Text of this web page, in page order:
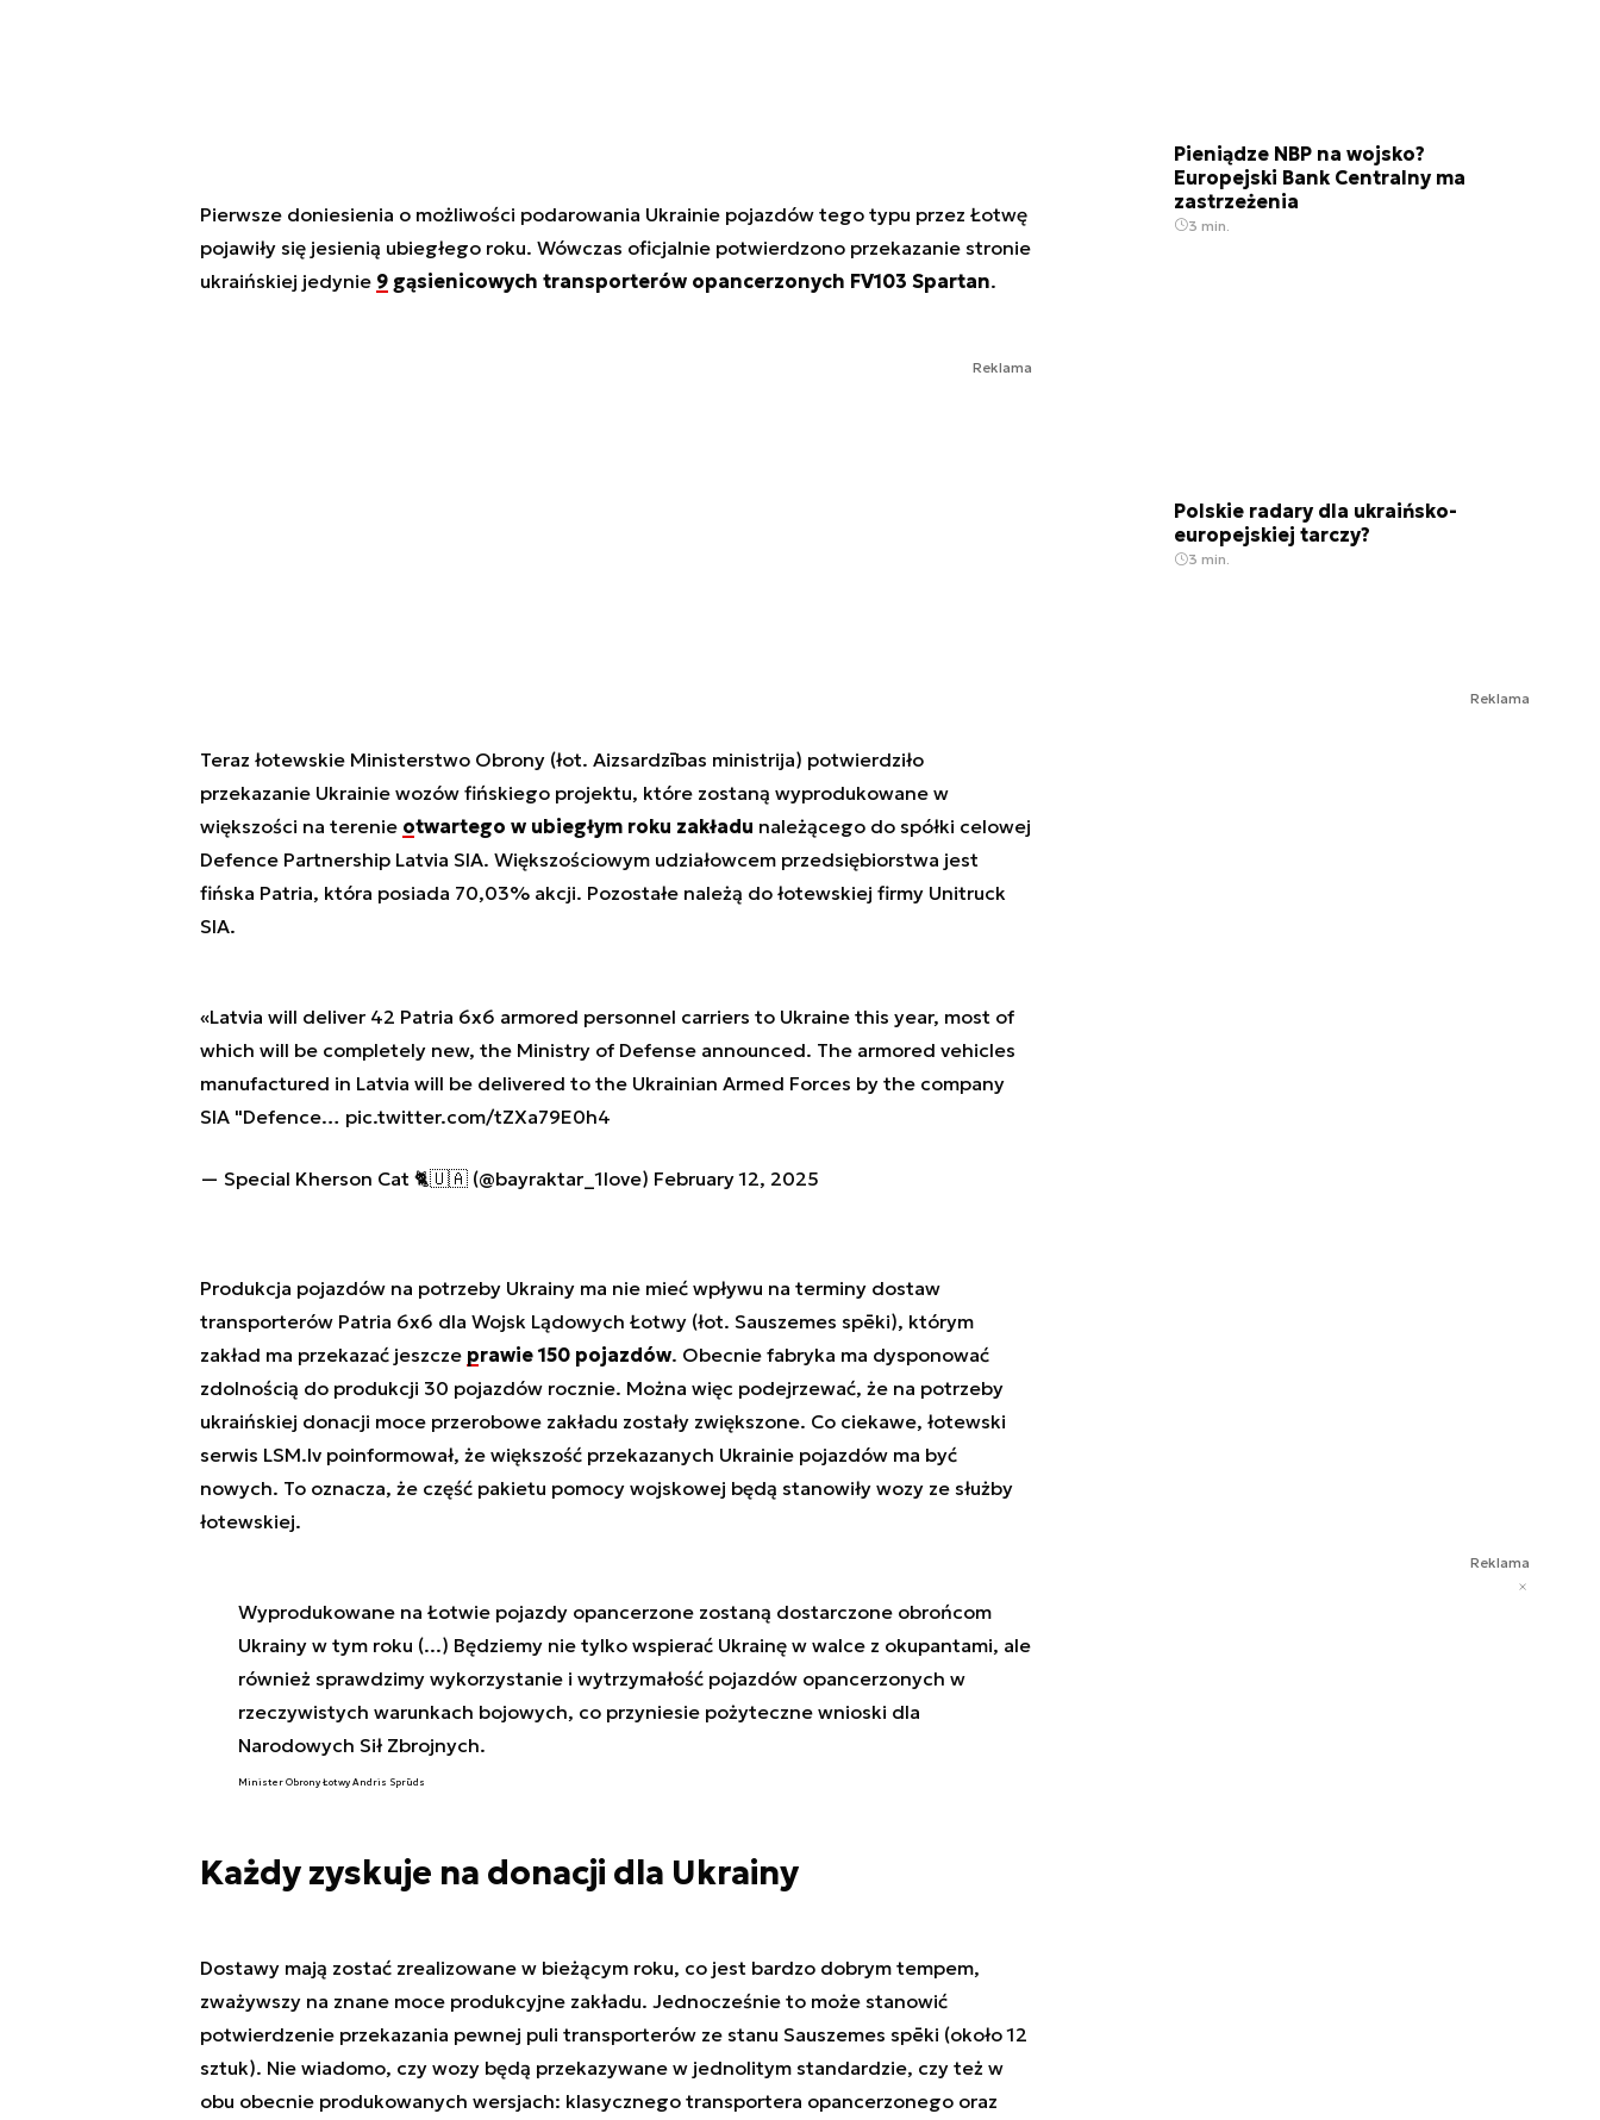
Pierwsze doniesienia o możliwości podarowania Ukrainie pojazdów tego typu przez Łotwę
pojawiły się jesienią ubiegłego roku. Wówczas oficjalnie potwierdzono przekazanie stronie
ukraińskiej jedynie 9 gąsienicowych transporterów opancerzonych FV103 Spartan.
Reklama
Teraz łotewskie Ministerstwo Obrony (łot. Aizsardzības ministrija) potwierdziło
przekazanie Ukrainie wozów fińskiego projektu, które zostaną wyprodukowane w
większości na terenie otwartego w ubiegłym roku zakładu należącego do spółki celowej
Defence Partnership Latvia SIA. Większościowym udziałowcem przedsiębiorstwa jest
fińska Patria, która posiada 70,03% akcji. Pozostałe należą do łotewskiej firmy Unitruck
SIA.
«Latvia will deliver 42 Patria 6x6 armored personnel carriers to Ukraine this year, most of
which will be completely new, the Ministry of Defense announced. The armored vehicles
manufactured in Latvia will be delivered to the Ukrainian Armed Forces by the company
SIA "Defence… pic.twitter.com/tZXa79E0h4
— Special Kherson Cat 🐈🇺🇦 (@bayraktar_1love) February 12, 2025
Produkcja pojazdów na potrzeby Ukrainy ma nie mieć wpływu na terminy dostaw
transporterów Patria 6x6 dla Wojsk Lądowych Łotwy (łot. Sauszemes spēki), którym
zakład ma przekazać jeszcze prawie 150 pojazdów. Obecnie fabryka ma dysponować
zdolnością do produkcji 30 pojazdów rocznie. Można więc podejrzewać, że na potrzeby
ukraińskiej donacji moce przerobowe zakładu zostały zwiększone. Co ciekawe, łotewski
serwis LSM.lv poinformował, że większość przekazanych Ukrainie pojazdów ma być
nowych. To oznacza, że część pakietu pomocy wojskowej będą stanowiły wozy ze służby
łotewskiej.
Wyprodukowane na Łotwie pojazdy opancerzone zostaną dostarczone obrońcom
Ukrainy w tym roku (...) Będziemy nie tylko wspierać Ukrainę w walce z okupantami, ale
również sprawdzimy wykorzystanie i wytrzymałość pojazdów opancerzonych w
rzeczywistych warunkach bojowych, co przyniesie pożyteczne wnioski dla
Narodowych Sił Zbrojnych.
Minister Obrony Łotwy Andris Sprūds
Każdy zyskuje na donacji dla Ukrainy
Dostawy mają zostać zrealizowane w bieżącym roku, co jest bardzo dobrym tempem,
zważywszy na znane moce produkcyjne zakładu. Jednocześnie to może stanowić
potwierdzenie przekazania pewnej puli transporterów ze stanu Sauszemes spēki (około 12
sztuk). Nie wiadomo, czy wozy będą przekazywane w jednolitym standardzie, czy też w
obu obecnie produkowanych wersjach: klasycznego transportera opancerzonego oraz
Pieniądze NBP na wojsko?
Europejski Bank Centralny ma
zastrzeżenia
3 min.
Polskie radary dla ukraińsko-
europejskiej tarczy?
3 min.
Reklama
Reklama